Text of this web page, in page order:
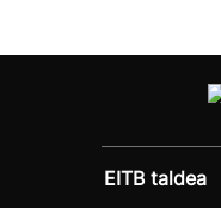
EITB taldea